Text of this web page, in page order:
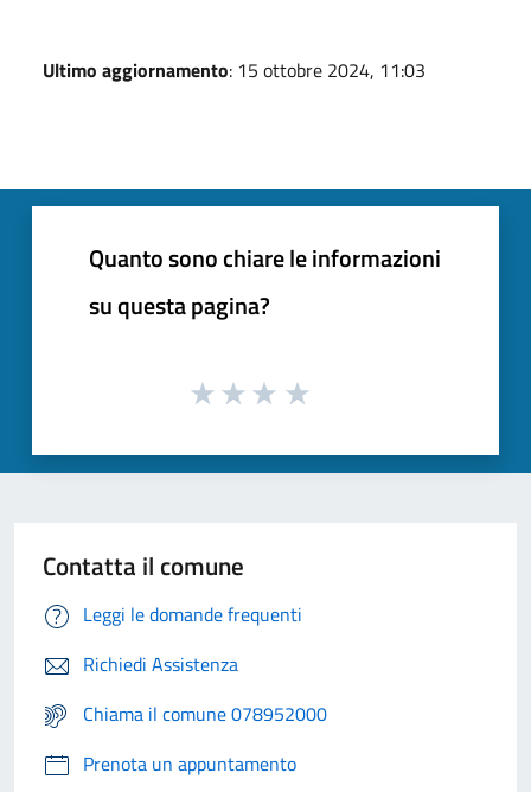
Ultimo aggiornamento: 15 ottobre 2024, 11:03
Quanto sono chiare le informazioni
su questa pagina?
Contatta il comune
Leggi le domande frequenti
Richiedi Assistenza
Chiama il comune 078952000
Prenota un appuntamento